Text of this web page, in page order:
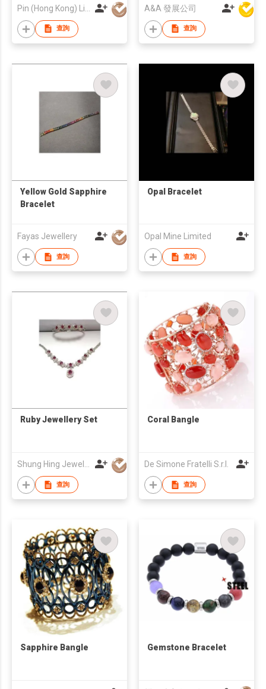
查詢
A&A 發展公司
查詢
Yellow Gold Sapphire
Bracelet
Fayas Jewellery
查詢
Opal Bracelet
Opal Mine Limited
查詢
Ruby Jewellery Set
Shung Hing Jewellery Co
查詢
Coral Bangle
De Simone Fratelli S.r.l.
查詢
Sapphire Bangle Gemstone Bracelet